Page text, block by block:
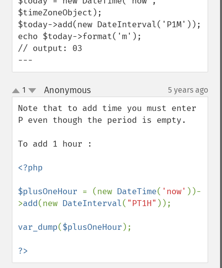
$timeZoneObject);
$today->add(new DateInterval('P1M'));
echo $today->format('m');
// output: 03
---
up
down
1 Anonymous¶ 5 years ago
Note that to add time you must enter
P even though the period is empty.
To add 1 hour :
<?php
$plusOneHour = (new DateTime( 'now' ))-
>add(new DateInterval( "PT1H" ));
var_dump($plusOneHour );
?>